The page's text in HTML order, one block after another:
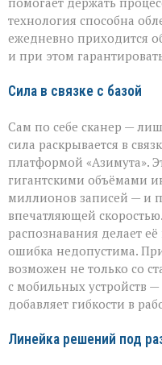
технология способна
ежедневно приходится
и при этом
Сила в связке с базой
Сам по себе сканер —
сила раскрывается в
платформой «Азимута».
гигантскими объёмами
миллионов записей — и
впечатляющей
распознавания делает
ошибка недопустима.
возможен не только со
с мобильных устройств —
добавляет гибкости в
Линейка решений под